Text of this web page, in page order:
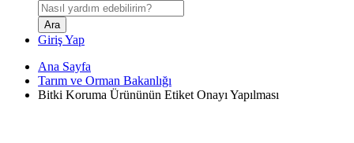
Giriş Yap
Ana Sayfa
Tarım ve Orman Bakanlığı
Bitki Koruma Ürününün Etiket Onayı Yapılması